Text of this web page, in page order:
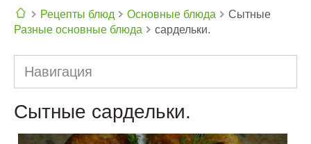
Рецепты блюд
Основные блюда
Разные основные блюда
Сытные
сардельки.
Навигация
Сытные сардельки.